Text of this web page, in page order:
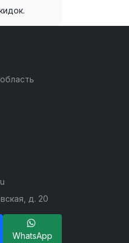
д. 20
WhatsApp